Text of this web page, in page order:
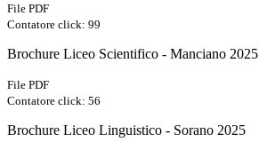
File PDF
Contatore click: 99
Brochure Liceo Scientifico - Manciano 2025
File PDF
Contatore click: 56
Brochure Liceo Linguistico - Sorano 2025